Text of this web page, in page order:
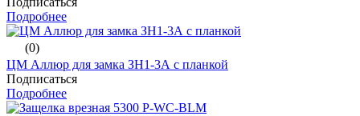
Подробнее
(0)
ЦМ Аллюр для замка ЗН1-3А с планкой
Подписаться
Подробнее